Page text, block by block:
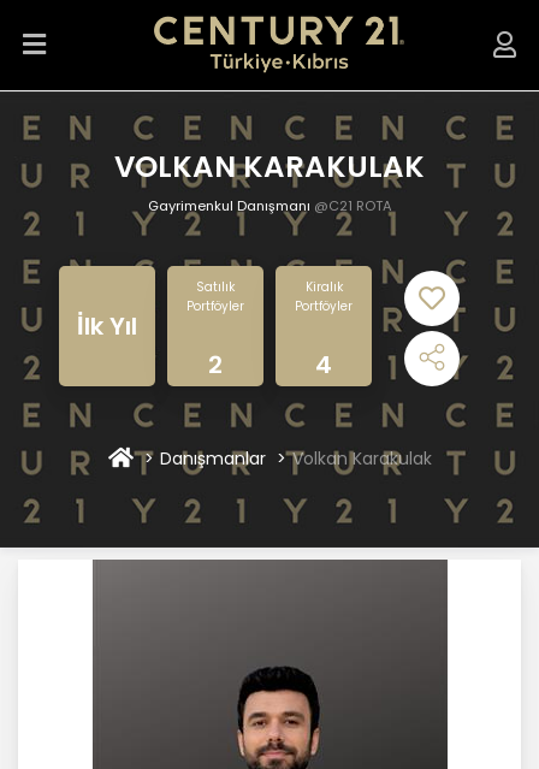
VOLKAN KARAKULAK
Gayrimenkul Danışmanı @C21 ROTA
İlk Yıl
Satılık
Portföyler
2
Kiralık
Portföyler
4
Danışmanlar Volkan Karakulak